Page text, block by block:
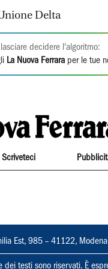
Delta
lasciare decidere l'algoritmo:
La Nuova Ferrara per le tue
Scriveteci
Est, 985 – 41122,
dei testi sono riservati. È